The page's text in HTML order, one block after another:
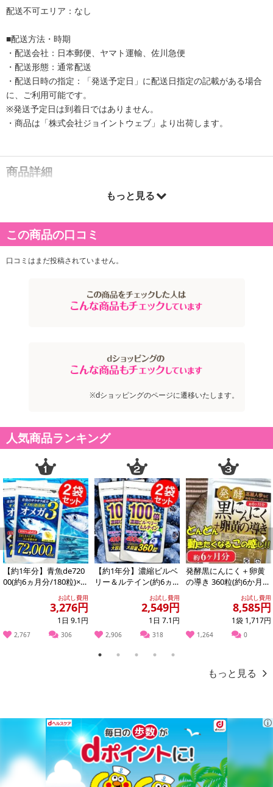
配送不可エリア：なし
■配送方法・時期
・配送会社：日本郵便、ヤマト運輸、佐川急便
・配送形態：通常配送
・配送日時の指定：「発送予定日」に配送日指定の記載がある場合
に、ご利用可能です。
※発送予定日は到着日ではありません。
・商品は「株式会社ジョイントウェブ」より出荷します。
商品詳細
極暖 極厚 裏ボア ルームソックス もこもこ 滑り止め 冬 暖かい レデ
・原産国（最終加工地）：中国
もっと見る
この商品の口コミ
口コミはまだ投稿されていません。
※dショッピングのページに遷移いたします。
人気商品ランキング
Previous
【約1年分】青魚de720
00(約6ヵ月分/180粒)×2
お試し費用
3,276円
1日 9.1円
2,767 306
【約1年分】濃縮ビルベ
リー＆ルテイン(約6ヵ
月分/360粒)×2袋お試し費用
2,549円
1日 7.1円
2,906 318
発酵黒にんにく＋卵黄
の導き 360粒(約6か月
お試し費用
8,585円
1袋 1,717円
1,264 0
Next
1 2 3 4 5
もっと見る